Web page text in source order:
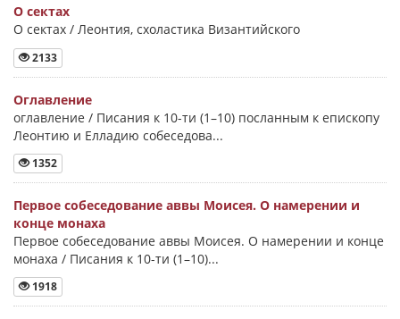
О сектах
О сектах / Леонтия, схоластика Византийского
2133
Оглавление
оглавление / Писания к 10-ти (1–10) посланным к епископу
Леонтию и Елладию собеседова...
1352
Первое собеседование аввы Моисея. О намерении и
конце монаха
Первое собеседование аввы Моисея. О намерении и конце
монаха / Писания к 10-ти (1–10)...
1918